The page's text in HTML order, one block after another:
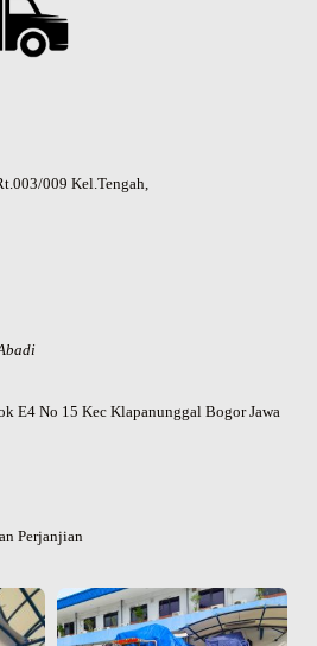
009 Kel.Tengah,
E4 No 15 Kec Klapanunggal Bogor Jawa
Perjanjian